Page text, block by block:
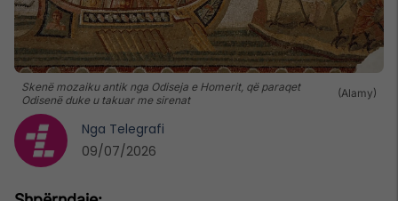
Skenë mozaiku antik nga Odiseja e Homerit, që paraqet
Odisenë duke u takuar me sirenat
(Alamy)
Nga Telegrafi
09/07/2026